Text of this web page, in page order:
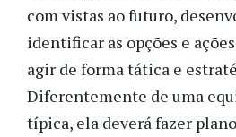
com vistas ao futuro,
identificar as opções e
agir de forma tática e
Diferentemente de uma
típica, ela deverá fazer